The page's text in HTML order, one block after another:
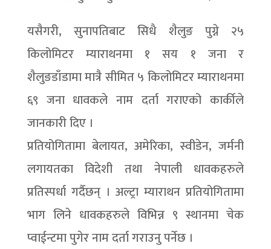
यसैगरी, सुनापतिबाट सिधै शैलुङ पुग्ने २५
किलोमिटर म्याराथनमा १ सय १ जना र
शैलुङडाँडामा मात्रै सीमित ५ किलोमिटर म्याराथनमा
६९ जना धावकले नाम दर्ता गराएको कार्कीले
जानकारी दिए ।
प्रतियोगितामा बेलायत, अमेरिका, स्वीडेन, जर्मनी
लगायतका विदेशी तथा नेपाली धावकहरुले
प्रतिस्पर्धा गर्दैछन् । अल्ट्रा म्याराथन प्रतियोगितामा
भाग लिने धावकहरुले विभिन्न ९ स्थानमा चेक
प्वाईन्टमा पुगेर नाम दर्ता गराउनु पर्नेछ ।